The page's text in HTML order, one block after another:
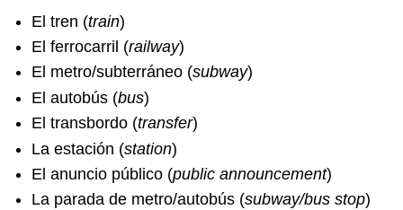
El tren (train)
El ferrocarril (railway)
El metro/subterráneo (subway)
El autobús (bus)
El transbordo (transfer)
La estación (station)
El anuncio público (public announcement)
La parada de metro/autobús (subway/bus stop)